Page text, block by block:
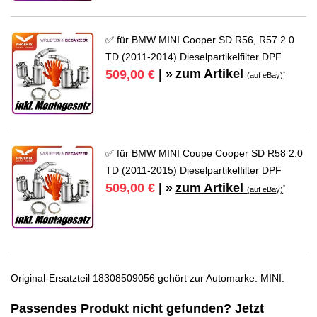
✅ für BMW MINI Cooper SD R56, R57 2.0
TD (2011-2014) Dieselpartikelfilter DPF
509,00 € | » zum Artikel(auf eBay)*
✅ für BMW MINI Coupe Cooper SD R58 2.0
TD (2011-2015) Dieselpartikelfilter DPF
509,00 € | » zum Artikel(auf eBay)*
Original-Ersatzteil 18308509056 gehört zur Automarke: MINI.
Passendes Produkt nicht gefunden? Jetzt